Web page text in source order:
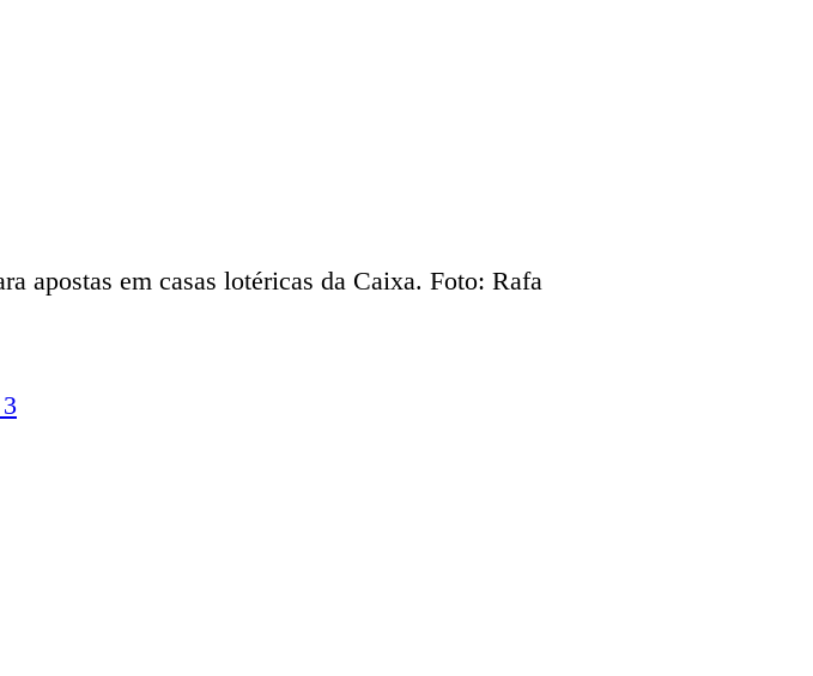
apostas em casas lotéricas da Caixa. Foto: Rafa